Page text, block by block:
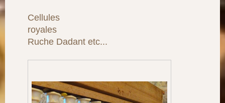
Cellules
royales
Ruche Dadant etc...